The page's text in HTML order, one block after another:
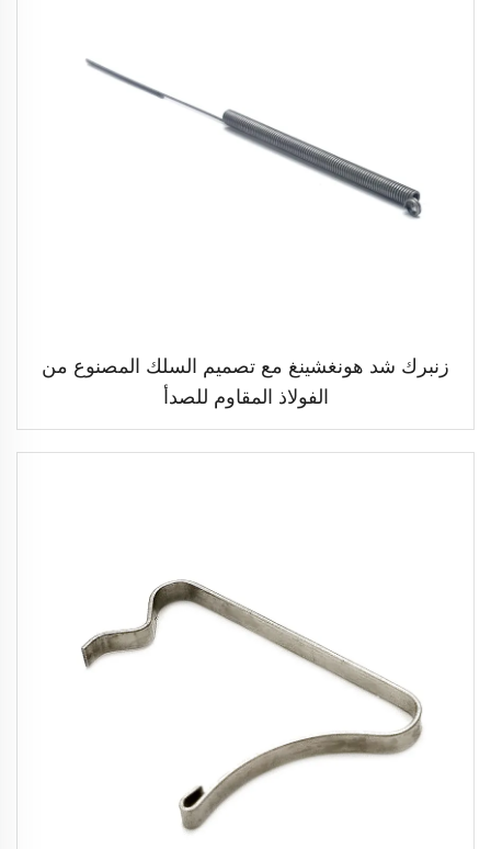
زنبرك شد هونغشينغ مع تصميم السلك المصنوع من
الفولاذ المقاوم للصدأ